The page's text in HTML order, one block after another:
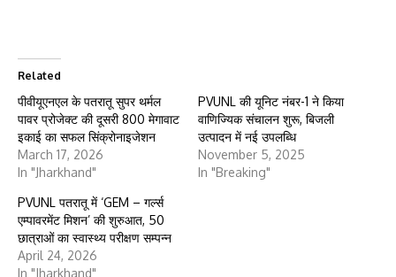
Related
पीवीयूएनएल के पतरातू सुपर थर्मल
पावर प्रोजेक्ट की दूसरी 800 मेगावाट
इकाई का सफल सिंक्रोनाइजेशन
March 17, 2026
In "Jharkhand"
PVUNL की यूनिट नंबर-1 ने किया
वाणिज्यिक संचालन शुरू, बिजली
उत्पादन में नई उपलब्धि
November 5, 2025
In "Breaking"
PVUNL पतरातू में ‘GEM – गर्ल्स
एम्पावरमेंट मिशन’ की शुरुआत, 50
छात्राओं का स्वास्थ्य परीक्षण सम्पन्न
April 24, 2026
In "Jharkhand"